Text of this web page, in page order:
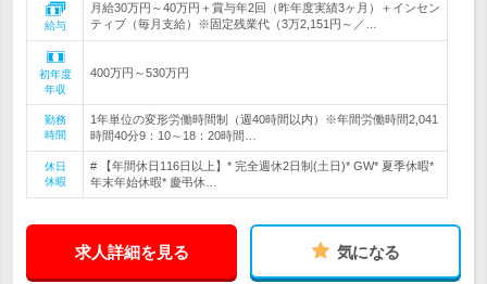
給与
月給30万円～40万円＋賞与年2回（昨年度実績3ヶ月）＋インセン
ティブ（毎月支給）※固定残業代（3万2,151円～／…
初年度
年収
400万円～530万円
勤務
時間
1年単位の変形労働時間制（週40時間以内）※年間労働時間2,041
時間40分9：10～18：20時間…
休日
休暇
# 【年間休日116日以上】* 完全週休2日制(土日)* GW* 夏季休暇*
年末年始休暇* 慶弔休…
求人詳細を見る 気になる